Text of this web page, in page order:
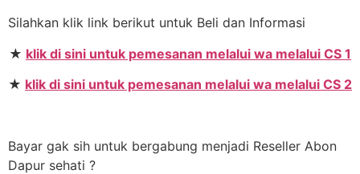
Silahkan klik link berikut untuk Beli dan Informasi
★ klik di sini untuk pemesanan melalui wa melalui CS 1
★ klik di sini untuk pemesanan melalui wa melalui CS 2
Bayar gak sih untuk bergabung menjadi Reseller Abon
Dapur sehati ?